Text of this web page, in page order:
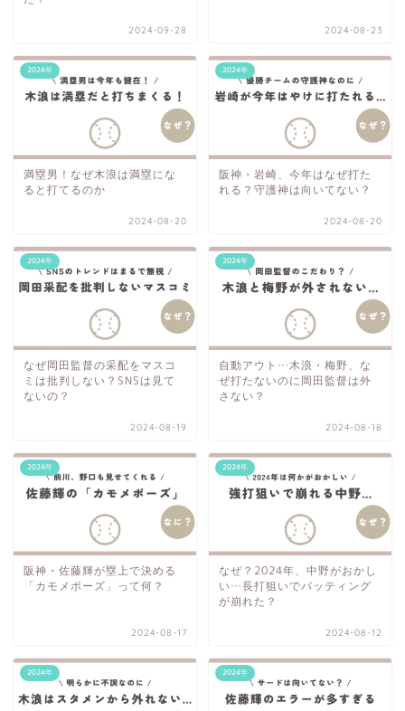
2024-09-28 2024-08-23
2024年
満塁男！なぜ木浪は満塁にな
ると打てるのか
2024-08-20
2024年
阪神・岩崎、今年はなぜ打た
れる？守護神は向いてない？
2024-08-20
2024年
なぜ岡田監督の采配をマスコ
ミは批判しない？SNSは見て
ないの？
2024-08-19
2024年
自動アウト…木浪・梅野、な
ぜ打たないのに岡田監督は外
さない？
2024-08-18
2024年
阪神・佐藤輝が塁上で決める
「カモメポーズ」って何？
2024-08-17
2024年
なぜ？2024年、中野がおかし
い…長打狙いでバッティング
が崩れた？
2024-08-12
2024年 2024年